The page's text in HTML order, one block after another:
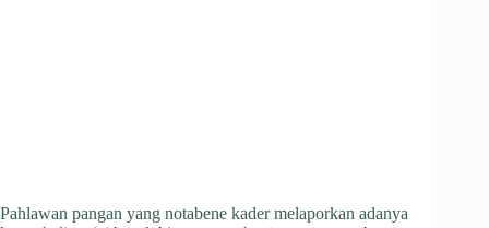
Pahlawan pangan yang notabene kader melaporkan adanya